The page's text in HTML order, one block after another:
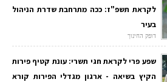
לקראת תשפ"ז: ככה מתרחבת שדרת הניהול
בעיר
דופק החינוך
שפע פרי לקראת חגי תשרי: עונת קטיף פירות
הקיץ בשיאה - ארגון מגדלי הפירות קורא